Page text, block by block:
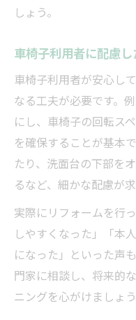
しょう。
車椅子利用者に配慮
車椅子利用者が安心し
なる工夫が必要です。
にし、車椅子の回転ス
を確保することが基本
たり、洗面台の下部を
るなど、細かな配慮が求
実際にリフォームを行
しやすくなった」「本
になった」といった声
門家に相談し、将来的
ニングを心がけましょう